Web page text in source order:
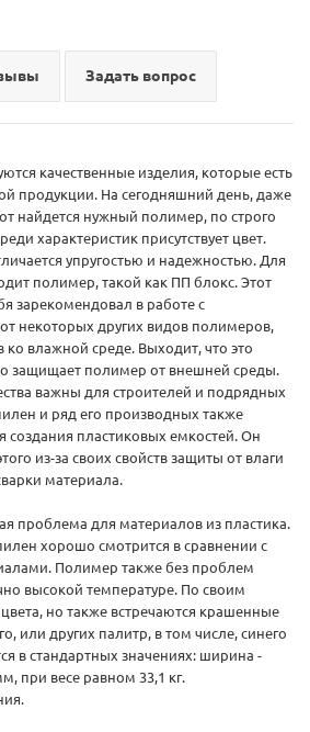
Задать вопрос
качественные изделия, которые есть
продукции. На сегодняшний день, даже
найдется нужный полимер, по строго
характеристик присутствует цвет.
упругостью и надежностью. Для
полимер, такой как ПП блокс. Этот
зарекомендовал в работе с
некоторых других видов полимеров,
влажной среде. Выходит, что это
защищает полимер от внешней среды.
важны для строителей и подрядных
и ряд его производных также
создания пластиковых емкостей. Он
из-за своих свойств защиты от влаги
материала.
проблема для материалов из пластика.
хорошо смотрится в сравнении с
Полимер также без проблем
высокой температуре. По своим
но также встречаются крашенные
или других палитр, в том числе, синего
в стандартных значениях: ширина -
при весе равном 33,1 кг.